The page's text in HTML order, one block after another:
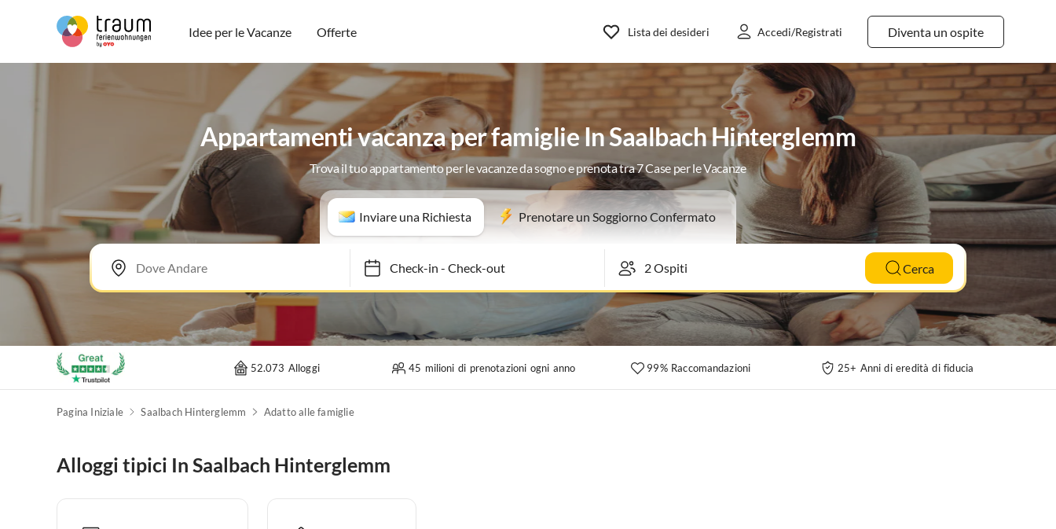
Idee per le Vacanze Offerte Diventa un ospite
Lista dei desideri Accedi/Registrati
Appartamenti vacanza per famiglie In Saalbach Hinterglemm
Trova il tuo appartamento per le vacanze da sogno e prenota tra 7 Case per le Vacanze
Inviare una Richiesta Prenotare un Soggiorno Confermato
Check-in- Check-out Cerca
52.073 Alloggi 45 milioni di prenotazioni ogni anno 99% Raccomandazioni 25+ Anni di eredità di fiducia
Pagina Iniziale Saalbach Hinterglemm Adatto alle famiglie
Alloggi tipici In Saalbach Hinterglemm